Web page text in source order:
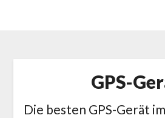
GPS-
Die besten GPS-Gerät